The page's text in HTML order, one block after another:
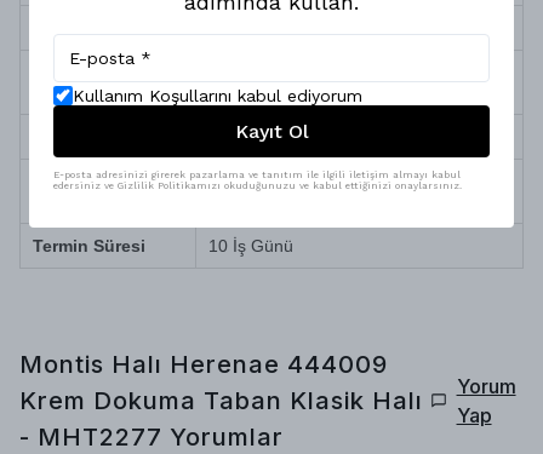
Robot Süpürge
Uyumu
Tam Uyumlu
Silinerek kolay temizlenir
Üretim Özelliği
Doğa dostu iplik, yüksek teknolojili özel
Termin Süresi 10 İş Günü
Montis Halı Herenae 444009
Krem Dokuma Taban Klasik Halı
- MHT2277 Yorumlar
Yorum
Yap
Kullanım Koşullarını kabul ediyorum
Kayıt Ol
E-posta adresinizi girerek pazarlama ve tanıtım ile ilgili iletişim almayı kabul
edersiniz ve Gizlilik Politikamızı okuduğunuzu ve kabul ettiğinizi onaylarsınız.